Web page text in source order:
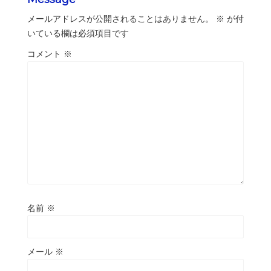
メールアドレスが公開されることはありません。 ※ が付
いている欄は必須項目です
コメント ※
名前 ※
メール ※